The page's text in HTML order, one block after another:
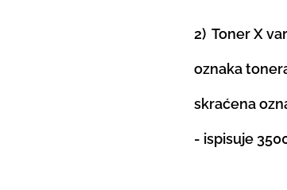
2) Toner X
oznaka
skraćena
- ispisuje